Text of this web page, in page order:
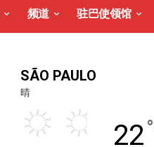
频道 驻巴使领馆
SÃO PAULO
晴
22°